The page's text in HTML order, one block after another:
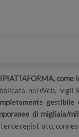
come
nel Web, negli
gestibile
di migliaia/
registrato,